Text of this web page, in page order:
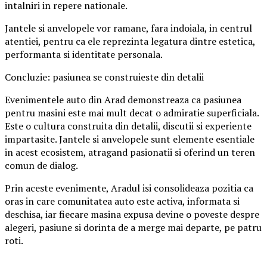
intalniri in repere nationale.
Jantele si anvelopele vor ramane, fara indoiala, in centrul
atentiei, pentru ca ele reprezinta legatura dintre estetica,
performanta si identitate personala.
Concluzie: pasiunea se construieste din detalii
Evenimentele auto din Arad demonstreaza ca pasiunea
pentru masini este mai mult decat o admiratie superficiala.
Este o cultura construita din detalii, discutii si experiente
impartasite. Jantele si anvelopele sunt elemente esentiale
in acest ecosistem, atragand pasionatii si oferind un teren
comun de dialog.
Prin aceste evenimente, Aradul isi consolideaza pozitia ca
oras in care comunitatea auto este activa, informata si
deschisa, iar fiecare masina expusa devine o poveste despre
alegeri, pasiune si dorinta de a merge mai departe, pe patru
roti.